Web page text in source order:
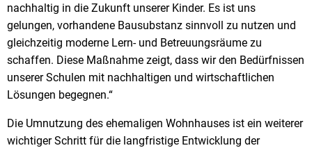
nachhaltig in die Zukunft unserer Kinder. Es ist uns
gelungen, vorhandene Bausubstanz sinnvoll zu nutzen und
gleichzeitig moderne Lern- und Betreuungsräume zu
schaffen. Diese Maßnahme zeigt, dass wir den Bedürfnissen
unserer Schulen mit nachhaltigen und wirtschaftlichen
Lösungen begegnen.“
Die Umnutzung des ehemaligen Wohnhauses ist ein weiterer
wichtiger Schritt für die langfristige Entwicklung der